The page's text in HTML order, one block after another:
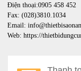
Điện thoại:0905 458 452
Fax: (028)3810.1034
Email:
Web: https://